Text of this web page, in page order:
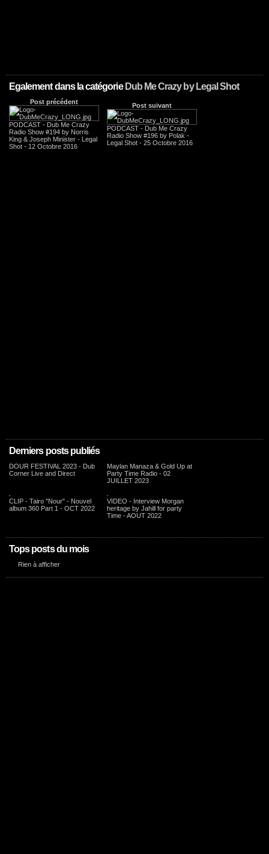
Egalement dans la catégorie Dub Me Crazy by Legal Shot
Post précédent
PODCAST - Dub Me Crazy
Radio Show #194 by Norris
King & Joseph Minister - Legal
Shot - 12 Octobre 2016
Post suivant
PODCAST - Dub Me Crazy
Radio Show #196 by Polak -
Legal Shot - 25 Octobre 2016
Derniers posts publiés
DOUR FESTIVAL 2023 - Dub
Corner Live and Direct
Maylan Manaza & Gold Up at
Party Time Radio - 02
JUILLET 2023
CLIP - Tairo "Nour" - Nouvel
album 360 Part 1 - OCT 2022
VIDEO - Interview Morgan
heritage by Jahill for party
Time - AOUT 2022
Tops posts du mois
Rien à afficher